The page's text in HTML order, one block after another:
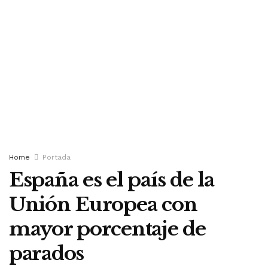
Home Portada
España es el país de la
Unión Europea con
mayor porcentaje de
parados